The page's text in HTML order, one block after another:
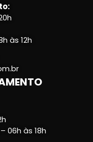
às 12h
06h às 18h